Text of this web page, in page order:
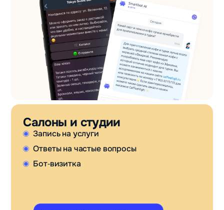
Салоны и студии
Запись на услуги
Ответы на частые вопросы
Бот‑визитка